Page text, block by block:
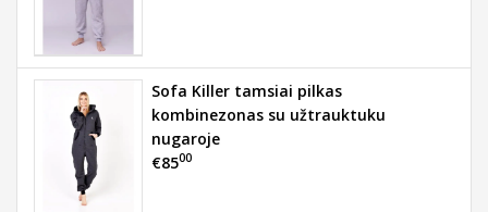
Sofa Killer tamsiai pilkas
kombinezonas su užtrauktuku
nugaroje
€8500